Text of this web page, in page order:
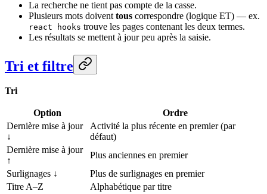
La recherche ne tient pas compte de la casse.
Plusieurs mots doivent tous correspondre (logique ET) — ex.
react hooks trouve les pages contenant les deux termes.
Les résultats se mettent à jour peu après la saisie.
Tri et filtre
Tri
Option
Ordre
Dernière mise à jour
↓
Activité la plus récente en premier (par
défaut)
Dernière mise à jour
↑
Plus anciennes en premier
Surlignages ↓
Plus de surlignages en premier
Titre A–Z
Alphabétique par titre